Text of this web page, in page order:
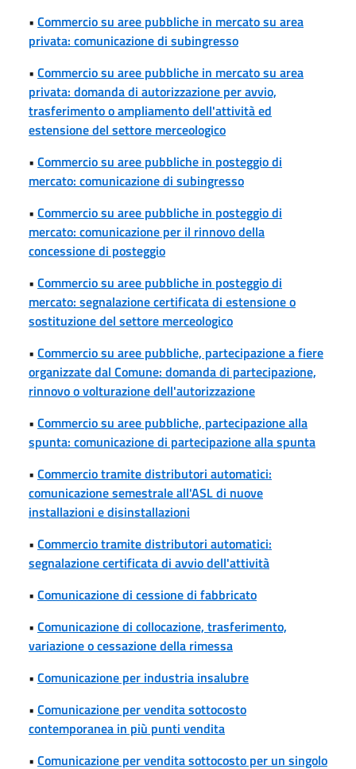
• Commercio su aree pubbliche in mercato su area
privata: comunicazione di subingresso
• Commercio su aree pubbliche in mercato su area
privata: domanda di autorizzazione per avvio,
trasferimento o ampliamento dell'attività ed
estensione del settore merceologico
• Commercio su aree pubbliche in posteggio di
mercato: comunicazione di subingresso
• Commercio su aree pubbliche in posteggio di
mercato: comunicazione per il rinnovo della
concessione di posteggio
• Commercio su aree pubbliche in posteggio di
mercato: segnalazione certificata di estensione o
sostituzione del settore merceologico
• Commercio su aree pubbliche, partecipazione a fiere
organizzate dal Comune: domanda di partecipazione,
rinnovo o volturazione dell'autorizzazione
• Commercio su aree pubbliche, partecipazione alla
spunta: comunicazione di partecipazione alla spunta
• Commercio tramite distributori automatici:
comunicazione semestrale all'ASL di nuove
installazioni e disinstallazioni
• Commercio tramite distributori automatici:
segnalazione certificata di avvio dell'attività
• Comunicazione di cessione di fabbricato
• Comunicazione di collocazione, trasferimento,
variazione o cessazione della rimessa
• Comunicazione per industria insalubre
• Comunicazione per vendita sottocosto
contemporanea in più punti vendita
• Comunicazione per vendita sottocosto per un singolo